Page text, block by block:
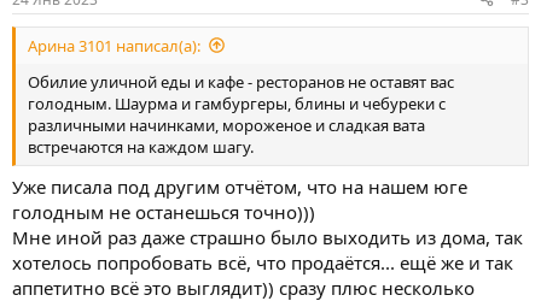
Арина 3101 написал(а):
Обилие уличной еды и кафе - ресторанов не оставят вас
голодным. Шаурма и гамбургеры, блины и чебуреки с
различными начинками, мороженое и сладкая вата
встречаются на каждом шагу.
Уже писала под другим отчётом, что на нашем юге
голодным не останешься точно)))
Мне иной раз даже страшно было выходить из дома, так
хотелось попробовать всё, что продаётся... ещё же и так
аппетитно всё это выглядит)) сразу плюс несколько